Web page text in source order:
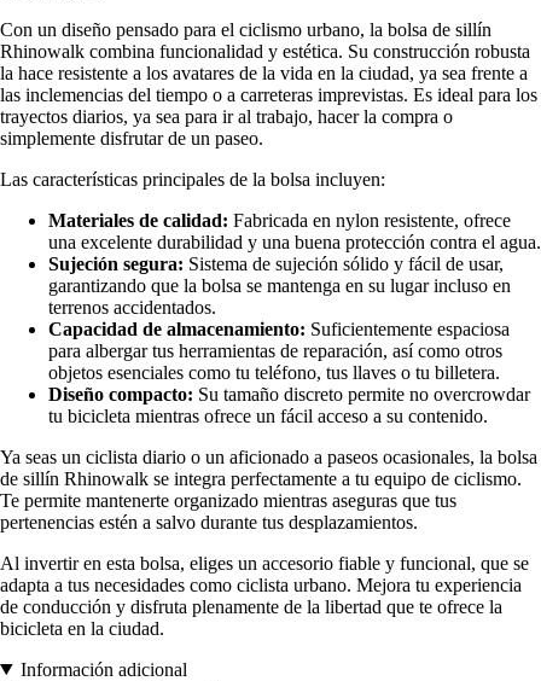
Con un diseño pensado para el ciclismo urbano, la bolsa de sillín
Rhinowalk combina funcionalidad y estética. Su construcción robusta
la hace resistente a los avatares de la vida en la ciudad, ya sea frente a
las inclemencias del tiempo o a carreteras imprevistas. Es ideal para los
trayectos diarios, ya sea para ir al trabajo, hacer la compra o
simplemente disfrutar de un paseo.
Las características principales de la bolsa incluyen:
Materiales de calidad: Fabricada en nylon resistente, ofrece
una excelente durabilidad y una buena protección contra el agua.
Sujeción segura: Sistema de sujeción sólido y fácil de usar,
garantizando que la bolsa se mantenga en su lugar incluso en
terrenos accidentados.
Capacidad de almacenamiento: Suficientemente espaciosa
para albergar tus herramientas de reparación, así como otros
objetos esenciales como tu teléfono, tus llaves o tu billetera.
Diseño compacto: Su tamaño discreto permite no overcrowdar
tu bicicleta mientras ofrece un fácil acceso a su contenido.
Ya seas un ciclista diario o un aficionado a paseos ocasionales, la bolsa
de sillín Rhinowalk se integra perfectamente a tu equipo de ciclismo.
Te permite mantenerte organizado mientras aseguras que tus
pertenencias estén a salvo durante tus desplazamientos.
Al invertir en esta bolsa, eliges un accesorio fiable y funcional, que se
adapta a tus necesidades como ciclista urbano. Mejora tu experiencia
de conducción y disfruta plenamente de la libertad que te ofrece la
bicicleta en la ciudad.
Información adicional